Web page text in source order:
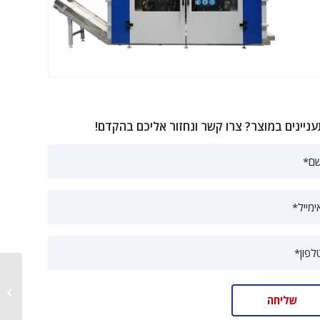
במוצר? צרו קשר ונחזור אליכם בהקדם!